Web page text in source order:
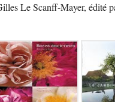
Le Scanff-Mayer, édité